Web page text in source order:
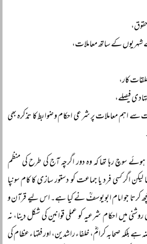
کے ساتھ معاملات،
کار،
فیصلے،
سے اہم معاملات پر شرعی احکام و ضوابط کا تذکرہ بھی
سوچ رہا تھا کہ وہ دور اگرچہ آج کی طرح کی منظم
لیکن اگر کسی فرد یا جماعت کو دستور سازی کا کام سونپا
کچھ کرتا جو امام ابویوسفؒ نے کیا ہے۔ اس لیے قرآن و
میں احکام شرعیہ کو عملی قوانین کی شکل دینا، نہ
بلکہ صحابہ کرامؓ، خلفاء راشدین، اور فقہاء عظام کی